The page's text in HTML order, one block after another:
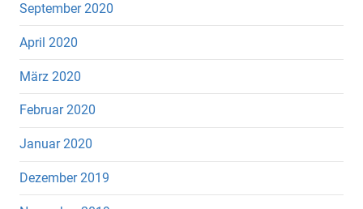
September 2020
April 2020
März 2020
Februar 2020
Januar 2020
Dezember 2019